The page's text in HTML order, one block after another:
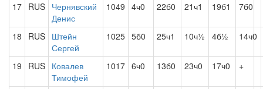
17 RUS Чернявский
Денис
1049 4ч0 22б0 21ч1 19б1 7б0
18 RUS Штейн
Сергей
1025 5б0 25ч1 10ч½ 4б½ 14ч0
19 RUS Ковалев
Тимофей
1017 6ч0 13б0 23ч0 17ч0 +